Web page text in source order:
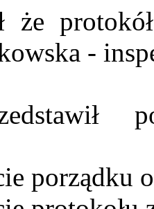
że
-
porządku